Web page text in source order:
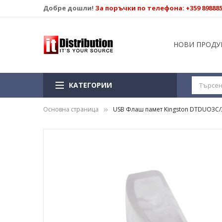
Добре дошли! За поръчки по телефона: +359
НОВИ
КАТЕГОРИИ
Основна страница USB Флаш памет Kingston